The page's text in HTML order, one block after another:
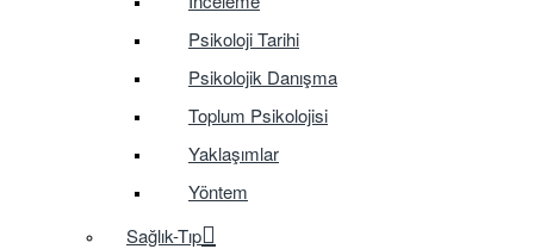
Psikoloji Tarihi
Psikolojik Danışma
Toplum Psikolojisi
Yaklaşımlar
Yöntem
Sağlık-Tıp